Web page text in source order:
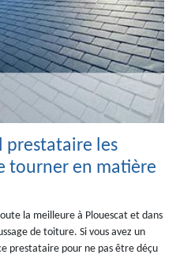
prestataire les
tourner en matière
la meilleure à Plouescat et dans
de toiture. Si vous avez un
prestataire pour ne pas être déçu